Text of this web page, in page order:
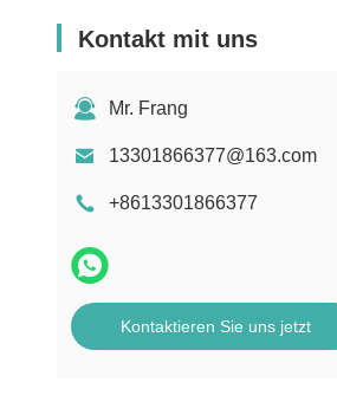
Kontakt mit uns
Mr. Frang
13301866377@163.com
+8613301866377
Kontaktieren Sie uns jetzt